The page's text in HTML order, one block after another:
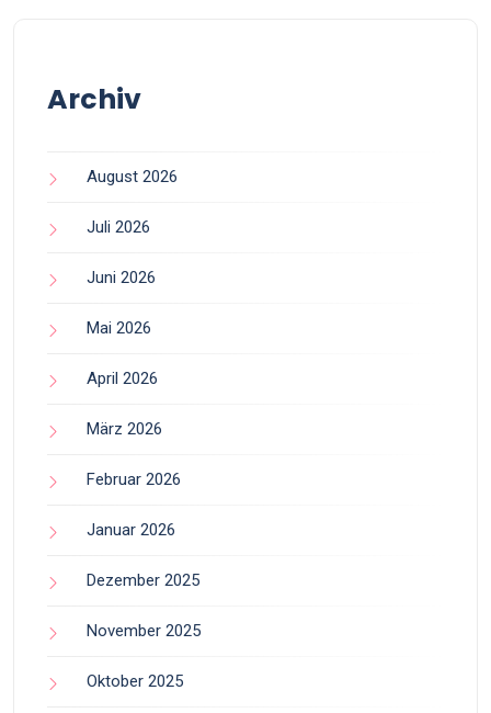
Archiv
August 2026
Juli 2026
Juni 2026
Mai 2026
April 2026
März 2026
Februar 2026
Januar 2026
Dezember 2025
November 2025
Oktober 2025